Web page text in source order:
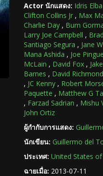
Actor นักแสดง: Idris Elba
Clifton Collins Jr , Max
Charlie Day , Burn
Larry Joe Campbell ,
Santiago Segura , Jane
Mana Ashida , Joe Pingue
McLain , David Fox ,
Barnes , David
, JC Kenny , Robert
Paquette , Matthew G
, Farzad Sadrian , Mishu
John Ortiz
ผู้กำกับการแสดง:
นักเขียน: Guillermo del
ประเทศ: United States
ฉายเมื่อ: 2013-07-11